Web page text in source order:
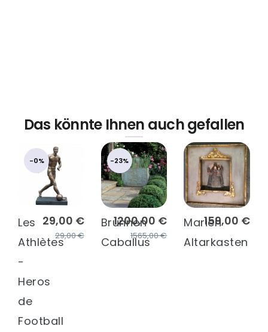
Das könnte Ihnen auch gefallen
-0%
29,00 €
29,00 €
Les
Athlètes
-
Heros
de
Football
-23%
1200,00 €
1565,00 €
Brunnen
Caballus
159,00 €
Marien
Altarkasten